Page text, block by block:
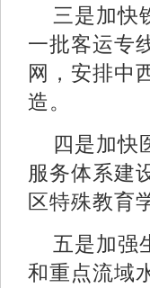
三是加快
一批客运专
网，安排中
造。
四是加快
服务体系建
区特殊教育
五是加强
和重点流域